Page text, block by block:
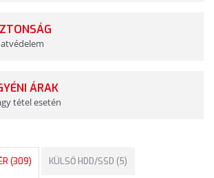
ÁRAK
tétel esetén
(309) KÜLSŐ HDD/SSD (5)